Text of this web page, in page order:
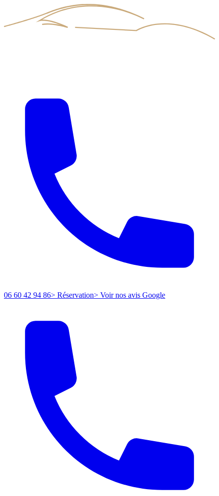
06 60 42 94 86> Réservation> Voir nos avis Google